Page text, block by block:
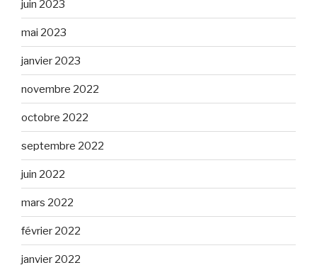
juin 2023
mai 2023
janvier 2023
novembre 2022
octobre 2022
septembre 2022
juin 2022
mars 2022
février 2022
janvier 2022